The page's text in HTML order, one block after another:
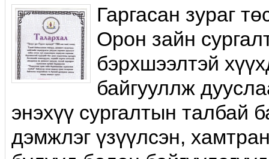
Гаргасан зураг
Орон зайн
бэрхшээлтэй
байгууллж
энэхүү сургалтын талбай
дэмжлэг үзүүлсэн,